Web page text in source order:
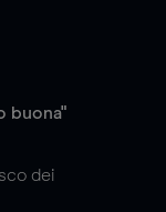
buona"
dei